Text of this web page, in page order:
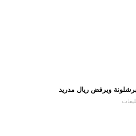
ويرفض ريال مدريد